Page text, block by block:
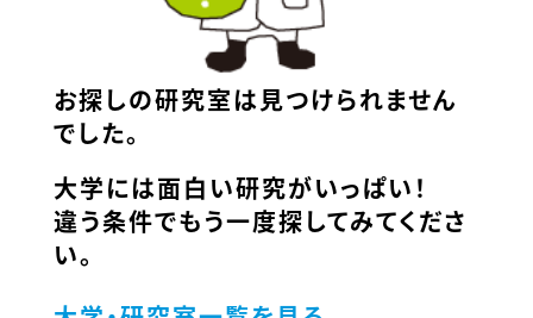
お探しの研究室は見つけられません
でした。
大学には面白い研究がいっぱい！
違う条件でもう一度探してみてくださ
い。